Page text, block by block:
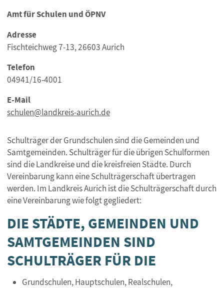
Amt für Schulen und ÖPNV
Adresse
Fischteichweg 7-13, 26603 Aurich
Telefon
04941/16-4001
E-Mail
schulen@landkreis-aurich.de
Schulträger der Grundschulen sind die Gemeinden und
Samtgemeinden. Schulträger für die übrigen Schulformen
sind die Landkreise und die kreisfreien Städte. Durch
Vereinbarung kann eine Schulträgerschaft übertragen
werden. Im Landkreis Aurich ist die Schulträgerschaft durch
eine Vereinbarung wie folgt gegliedert:
DIE STÄDTE, GEMEINDEN UND
SAMTGEMEINDEN SIND
SCHULTRÄGER FÜR DIE
Grundschulen, Hauptschulen, Realschulen,